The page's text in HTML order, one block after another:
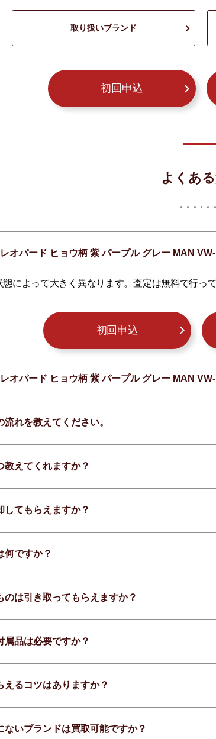
取り扱いブランド
初回申込
よくあ
オパード ヒョウ柄 紫 パープル グレー MAN
によって大きく異なります。査定は無料で行っ
初回申込
オパード ヒョウ柄 紫 パープル グレー MAN
れを教えてください。
教えてくれますか？
してもらえますか？
何ですか？
のは引き取ってもらえますか？
属品は必要ですか？
えるコツはありますか？
ないブランドは買取可能ですか？